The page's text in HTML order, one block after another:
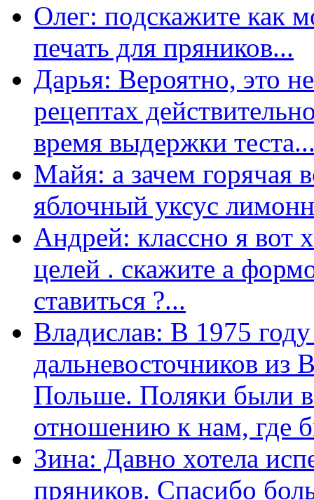
Олег: подскажите как
печать для пряников...
Дарья: Вероятно, это
рецептах
время выдержки
Майя: а зачем горячая
яблочный уксус
Андрей: классно я вот
целей . скажите а
ставиться ?...
Владислав: В 1975
дальневосточников из
Польше. Поляки были
отношению к нам, где
Зина: Давно хотела
пряников. Спасибо